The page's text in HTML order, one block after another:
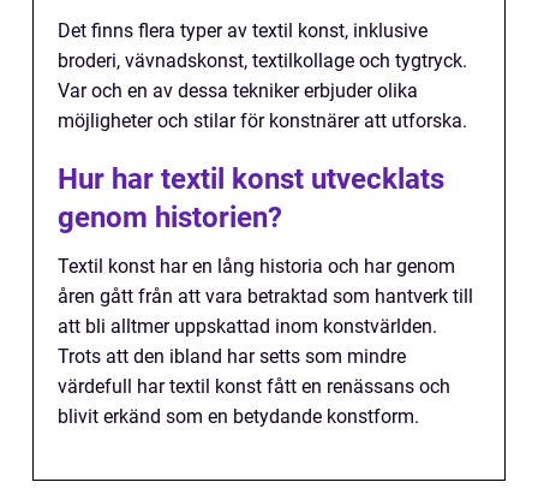
Det finns flera typer av textil konst, inklusive
broderi, vävnadskonst, textilkollage och tygtryck.
Var och en av dessa tekniker erbjuder olika
möjligheter och stilar för konstnärer att utforska.
Hur har textil konst utvecklats
genom historien?
Textil konst har en lång historia och har genom
åren gått från att vara betraktad som hantverk till
att bli alltmer uppskattad inom konstvärlden.
Trots att den ibland har setts som mindre
värdefull har textil konst fått en renässans och
blivit erkänd som en betydande konstform.